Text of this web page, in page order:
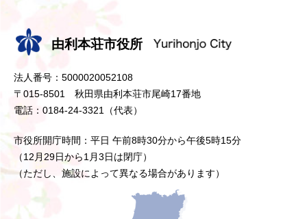
由利本荘市役所
法人番号：5000020052108
〒015-8501 秋田県由利本荘市尾崎17番地
電話：0184-24-3321（代表）
市役所開庁時間：平日 午前8時30分から午後5時15分
（12月29日から1月3日は閉庁）
（ただし、施設によって異なる場合があります）